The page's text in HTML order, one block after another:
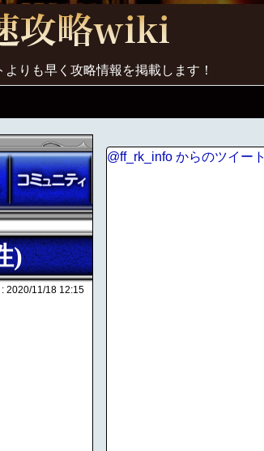
りも早く攻略情報を掲載します！
)
2020/11/18 12:15
@ff_rk_info からのツイート